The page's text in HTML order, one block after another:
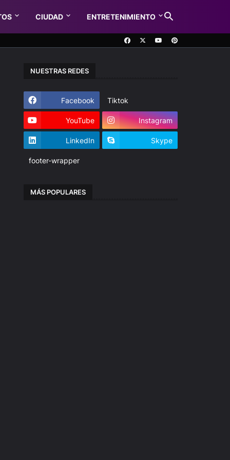
CIUDAD ENTRETENIMIENTO
NUESTRAS REDES
Facebook Tiktok
YouTube Instagram
LinkedIn Skype
footer-wrapper
MÁS POPULARES